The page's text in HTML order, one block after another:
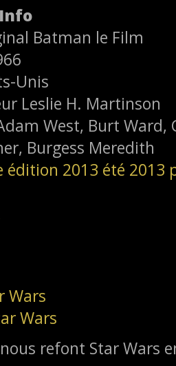
Batman le Film
Unis
Leslie H. Martinson
West, Burt Ward,
Burgess Meredith
édition 2013 été 2013
Wars
refont Star Wars